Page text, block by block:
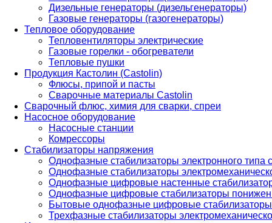
Дизельные генераторы (дизельгенераторы)
Газовые генераторы (газогенераторы)
Тепловое оборудование
Тепловентиляторы электрические
Газовые горелки - обогреватели
Тепловые пушки
Продукция Кастолин (Castolin)
Флюсы, припой и пасты
Сварочные материалы Castolin
Сварочный флюс, химия для сварки, спреи
Насосное оборудование
Насосные станции
Комрессоры
Стабилизаторы напряжения
Однофазные стабилизаторы электронного
Однофазные стабилизаторы
Однофазные цифровые настенные
Однофазные цифровые стабилизаторы
Бытовые однофазные цифровые стабилизаторы
Трехфазные стабилизаторы